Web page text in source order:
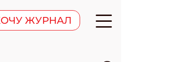
ЖУРНАЛ